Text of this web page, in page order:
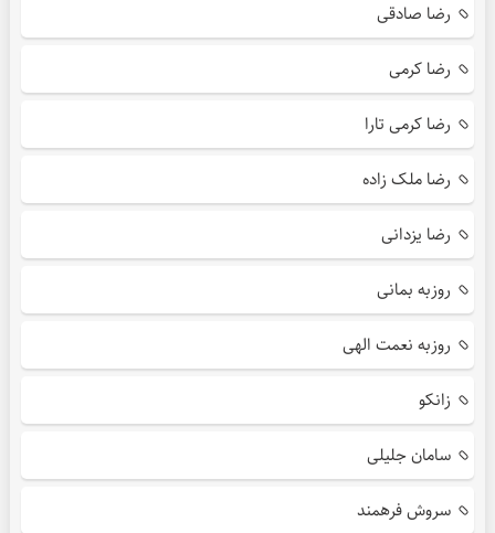
رضا صادقی
رضا کرمی
رضا کرمی تارا
رضا ملک زاده
رضا یزدانی
روزبه بمانی
روزبه نعمت الهی
زانکو
سامان جلیلی
سروش فرهمند